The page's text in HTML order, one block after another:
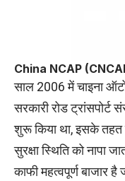
China NCAP
साल 2006 में चाइना
सरकारी रोड ट्रांसपोर्ट
शुरू किया था, इसके तहत
सुरक्षा स्थिति को नापा
काफी महत्वपूर्ण बाजार